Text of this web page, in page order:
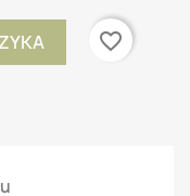
favorite_border